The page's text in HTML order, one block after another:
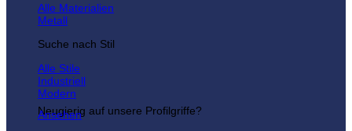
Alle Materialien
Metall
Suche nach Stil
Alle Stile
Industriell
Modern
Neugierig auf unsere Profilgriffe?
Ansehen